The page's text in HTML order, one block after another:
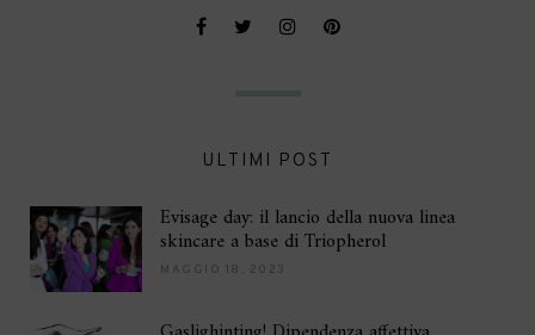
ULTIMI POST
Evisage day: il lancio della nuova linea
skincare a base di Triopherol
MAGGIO 18, 2023